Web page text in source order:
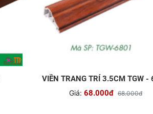
VIỀN TRANG TRÍ 3.5CM TGW -
Giá: 68.000đ 68.000đ